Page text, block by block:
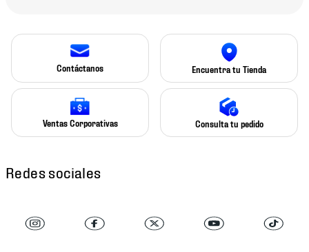
Contáctanos Encuentra tu Tienda
Ventas Corporativas Consulta tu pedido
Redes sociales